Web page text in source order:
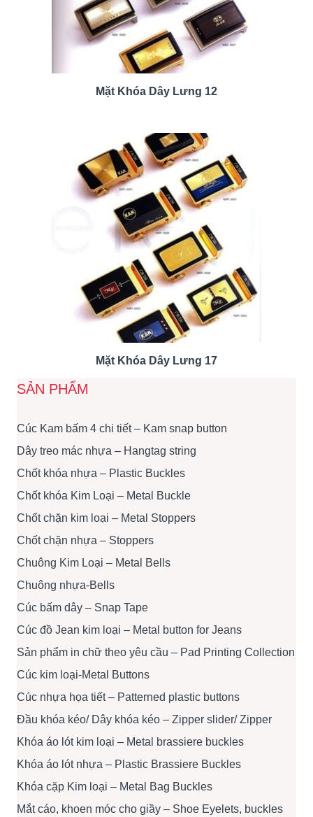
Mặt Khóa Dây Lưng 12
Mặt Khóa Dây Lưng 17
SẢN PHẨM
Cúc Kam bấm 4 chi tiết – Kam snap button
Dây treo mác nhựa – Hangtag string
Chốt khóa nhựa – Plastic Buckles
Chốt khóa Kim Loại – Metal Buckle
Chốt chặn kim loại – Metal Stoppers
Chốt chặn nhựa – Stoppers
Chuông Kim Loại – Metal Bells
Chuông nhựa-Bells
Cúc bấm dây – Snap Tape
Cúc đồ Jean kim loại – Metal button for Jeans
Sản phẩm in chữ theo yêu cầu – Pad Printing Collection
Cúc kim loại-Metal Buttons
Cúc nhựa họa tiết – Patterned plastic buttons
Đầu khóa kéo/ Dây khóa kéo – Zipper slider/ Zipper
Khóa áo lót kim loại – Metal brassiere buckles
Khóa áo lót nhựa – Plastic Brassiere Buckles
Khóa cặp Kim loại – Metal Bag Buckles
Mắt cáo, khoen móc cho giầy – Shoe Eyelets, buckles